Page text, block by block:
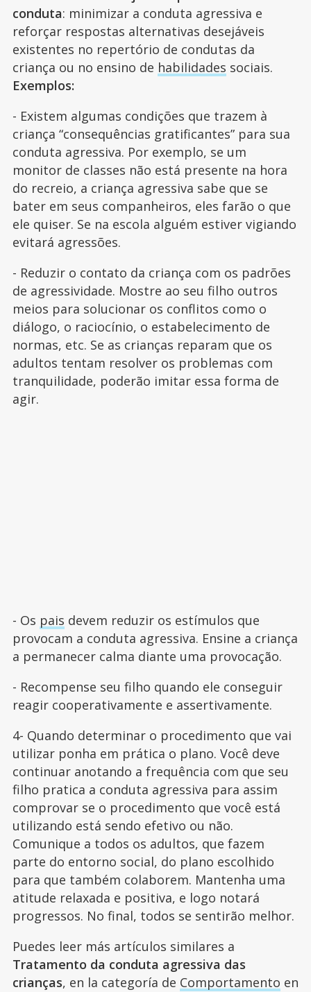
conduta: minimizar a conduta agressiva e
reforçar respostas alternativas desejáveis
existentes no repertório de condutas da
criança ou no ensino de habilidades sociais.
Exemplos:
- Existem algumas condições que trazem à
criança “consequências gratificantes” para sua
conduta agressiva. Por exemplo, se um
monitor de classes não está presente na hora
do recreio, a criança agressiva sabe que se
bater em seus companheiros, eles farão o que
ele quiser. Se na escola alguém estiver vigiando
evitará agressões.
- Reduzir o contato da criança com os padrões
de agressividade. Mostre ao seu filho outros
meios para solucionar os conflitos como o
diálogo, o raciocínio, o estabelecimento de
normas, etc. Se as crianças reparam que os
adultos tentam resolver os problemas com
tranquilidade, poderão imitar essa forma de
agir.
- Os pais devem reduzir os estímulos que
provocam a conduta agressiva. Ensine a criança
a permanecer calma diante uma provocação.
- Recompense seu filho quando ele conseguir
reagir cooperativamente e assertivamente.
4- Quando determinar o procedimento que vai
utilizar ponha em prática o plano. Você deve
continuar anotando a frequência com que seu
filho pratica a conduta agressiva para assim
comprovar se o procedimento que você está
utilizando está sendo efetivo ou não.
Comunique a todos os adultos, que fazem
parte do entorno social, do plano escolhido
para que também colaborem. Mantenha uma
atitude relaxada e positiva, e logo notará
progressos. No final, todos se sentirão melhor.
Puedes leer más artículos similares a
Tratamento da conduta agressiva das
crianças, en la categoría de Comportamento en